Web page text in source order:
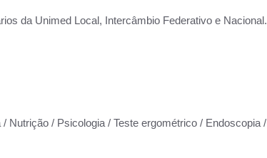
da Unimed Local, Intercâmbio Federativo e Nacional.
Nutrição / Psicologia / Teste ergométrico / Endoscopia /